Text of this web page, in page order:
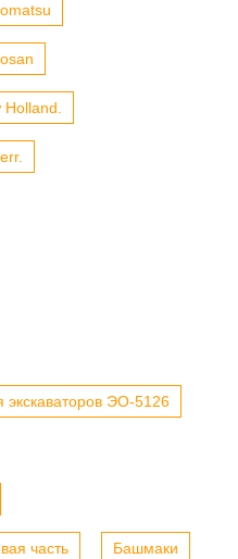
Holland.
экскаваторов ЭО-5126
часть Башмаки